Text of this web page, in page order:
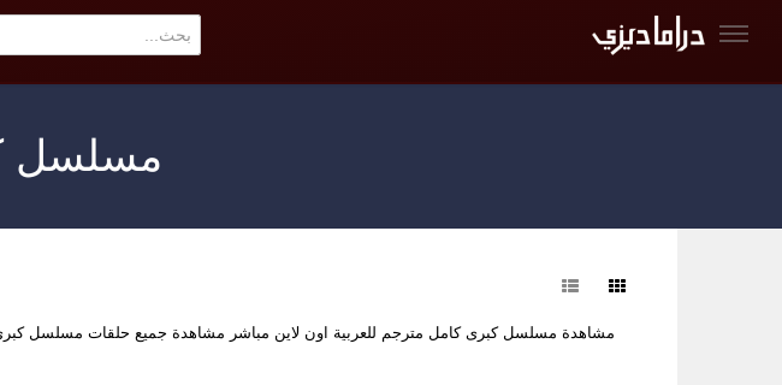
مسلسل
مشاهدة مسلسل كبرى كامل مترجم للعربية اون لاين مباشر مشاهدة جميع حلقات مسلسل